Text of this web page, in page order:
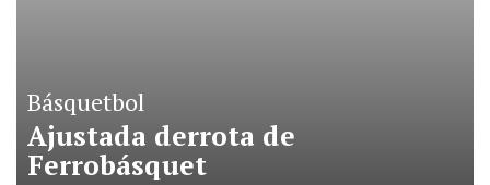
Básquetbol
Ajustada derrota de
Ferrobásquet